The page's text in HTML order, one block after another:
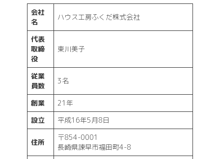
会社
名
ハウス工房ふくだ株式会社
代表
取締
役
東川美子
従業
員数
3名
創業
21年
設立
平成16年5月8日
住所
〒854-0001
長崎県諫早市福田町4-8